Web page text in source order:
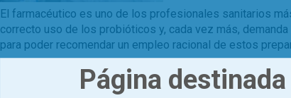
El farmacéutico es uno de los profesionales sanitarios
correcto uso de los probióticos y, cada vez más,
para poder recomendar un empleo racional de estos
farmacéuticos,INFARMA, microbiota, práctica
Página